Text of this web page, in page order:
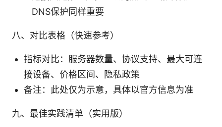
DNS保护同样重要
八、对比表格（快速参考）
指标对比：服务器数量、协议支持、最大可连
接设备、价格区间、隐私政策
备注：此处仅为示意，具体以官方信息为准
九、最佳实践清单（实用版）